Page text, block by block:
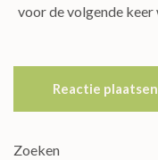
voor de volgende keer
Zoeken